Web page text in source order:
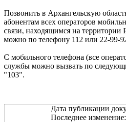
Позвонить в Архангельскую
абонентам всех операторов
связи, находящимся на территории
можно по телефону 112 или 22-99-
С мобильного телефона (все
службы можно вызвать по
"103".
Дата публикации
Последнее